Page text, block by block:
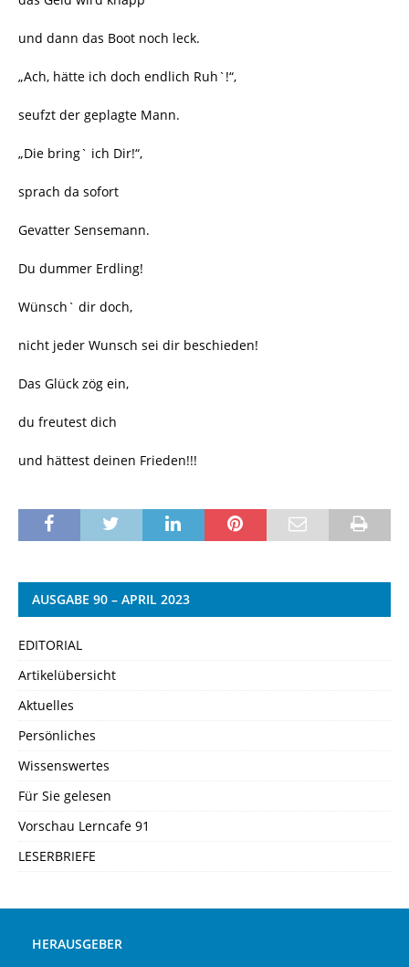
und dann das Boot noch leck.
„Ach, hätte ich doch endlich Ruh`!“,
seufzt der geplagte Mann.
„Die bring` ich Dir!“,
sprach da sofort
Gevatter Sensemann.
Du dummer Erdling!
Wünsch` dir doch,
nicht jeder Wunsch sei dir beschieden!
Das Glück zög ein,
du freutest dich
und hättest deinen Frieden!!!
AUSGABE 90 – APRIL 2023
EDITORIAL
Artikelübersicht
Aktuelles
Persönliches
Wissenswertes
Für Sie gelesen
Vorschau Lerncafe 91
LESERBRIEFE
HERAUSGEBER